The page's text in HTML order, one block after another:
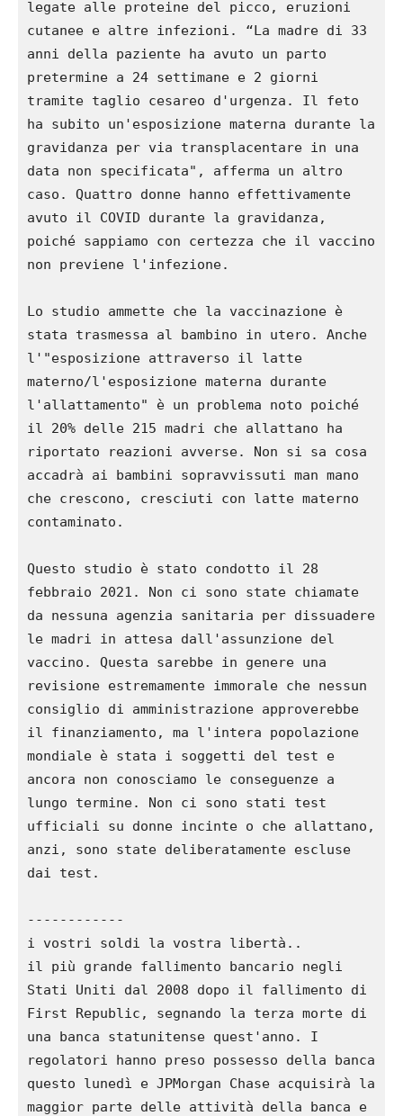
legate alle proteine ​​​​del picco, eruzioni
cutanee e altre infezioni. “La madre di 33
anni della paziente ha avuto un parto
pretermine a 24 settimane e 2 giorni
tramite taglio cesareo d'urgenza. Il feto
ha subito un'esposizione materna durante la
gravidanza per via transplacentare in una
data non specificata", afferma un altro
caso. Quattro donne hanno effettivamente
avuto il COVID durante la gravidanza,
poiché sappiamo con certezza che il vaccino
non previene l'infezione.
Lo studio ammette che la vaccinazione è
stata trasmessa al bambino in utero. Anche
l'"esposizione attraverso il latte
materno/l'esposizione materna durante
l'allattamento" è un problema noto poiché
il 20% delle 215 madri che allattano ha
riportato reazioni avverse. Non si sa cosa
accadrà ai bambini sopravvissuti man mano
che crescono, cresciuti con latte materno
contaminato.
Questo studio è stato condotto il 28
febbraio 2021. Non ci sono state chiamate
da nessuna agenzia sanitaria per dissuadere
le madri in attesa dall'assunzione del
vaccino. Questa sarebbe in genere una
revisione estremamente immorale che nessun
consiglio di amministrazione approverebbe
il finanziamento, ma l'intera popolazione
mondiale è stata i soggetti del test e
ancora non conosciamo le conseguenze a
lungo termine. Non ci sono stati test
ufficiali su donne incinte o che allattano,
anzi, sono state deliberatamente escluse
dai test.
------------
i vostri soldi la vostra libertà..
il più grande fallimento bancario negli
Stati Uniti dal 2008 dopo il fallimento di
First Republic, segnando la terza morte di
una banca statunitense quest'anno. I
regolatori hanno preso possesso della banca
questo lunedì e JPMorgan Chase acquisirà la
maggior parte delle attività della banca e